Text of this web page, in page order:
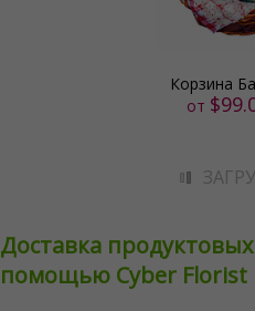
Корзина
от
Доставка
помощью Cyber ​​Florist